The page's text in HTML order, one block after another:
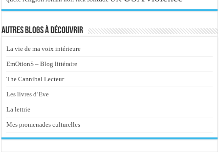
Autres blogs à découvrir
La vie de ma voix intérieure
EmOtionS – Blog littéraire
The Cannibal Lecteur
Les livres d’Eve
La lettrie
Mes promenades culturelles